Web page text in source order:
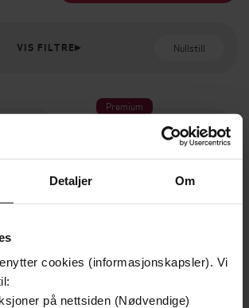
Detaljer Om
cookies (informasjonskapsler). Vi
på nettsiden (Nødvendige)
VIS FILTRE Nullstill
Premium